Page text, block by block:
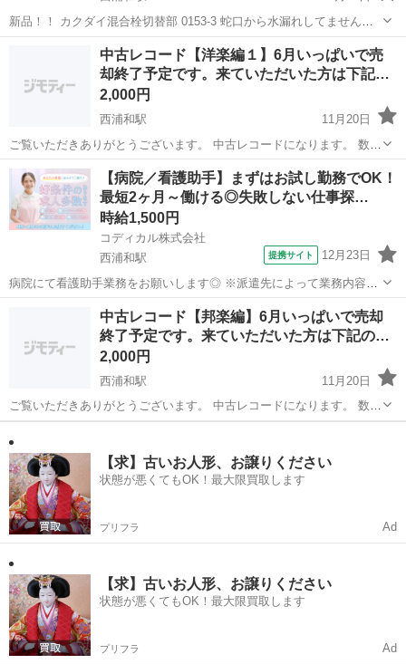
新品！！ カクダイ混合栓切替部 0153-3 蛇口から水漏れしてません
か？ 間違えて購入してしまった為、誰か買ってください😭
さいたま市 西浦和駅 その他 新品
中古レコード【洋楽編１】6月いっぱいで売
却終了予定です。来ていただいた方は下記…
2,000円
西浦和駅
11月20日
ご覧いただきありがとうございます。 中古レコードになります。 数が
多くいくつかに分割して、リストを掲載します。まだ未掲載のものが
多数あります。 細かいカスレ傷、コスレ、ヨレ、紙ヤケ(変色)などあ
りますので、程度の気...
埼玉 さいたま市 西浦和駅 その他 live
【病院／看護助手】まずはお試し勤務でOK！
最短2ヶ月～働ける◎失敗しない仕事探…
時給1,500円
コディカル株式会社
西浦和駅
提携サイト 12月23日
病院にて看護助手業務をお願いします◎ ※派遣先によって業務内容の
詳細は異なります。 【業務内容の一例】 ■食事介護 ■入浴介助 ■排泄
介助 ■シーツ交換、清掃 ■医療機器の管理、配膳 等 「聞いていた内容
と違う…」なんて...
さいたま市 西浦和駅 介護
中古レコード【邦楽編】6月いっぱいで売却
終了予定です。来ていただいた方は下記の…
2,000円
西浦和駅
11月20日
ご覧いただきありがとうございます。 中古レコードになります。 数が
多くいくつかに分割して、リストを掲載します。 細かいカスレ傷、コ
スレ、ヨレ、紙ヤケ(変色)などありますので、程度の気になる方は購入
をお控えください。...【求】古いお人形、お譲りください
状態が悪くてもOK！最大限買取します
プリフラ Ad
【求】古いお人形、お譲りください
状態が悪くてもOK！最大限買取します
プリフラ Ad